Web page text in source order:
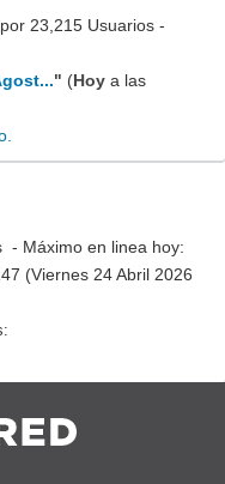
23,215 Usuarios -
" (Hoy a las
- Máximo en linea hoy:
(Viernes 24 Abril 2026